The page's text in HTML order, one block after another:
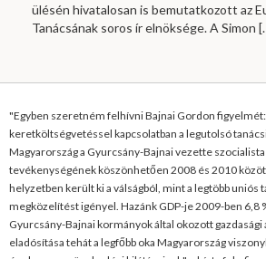
ülésén hivatalosan is bemutatkozott az
Tanácsának soros ír elnöksége. A Simon
"Egyben szeretném felhívni Bajnai Gordon
keretköltségvetéssel kapcsolatban a legutolsó
Magyarország a Gyurcsány-Bajnai vezette
tevékenységének köszönhetően 2008 és 2010
helyzetben került ki a válságból, mint a legtöbb uniós
megközelítést igényel. Hazánk GDP-je 2009-ben 6,8
Gyurcsány-Bajnai kormányok által okozott
eladósítása tehát a legfőbb oka Magyarország